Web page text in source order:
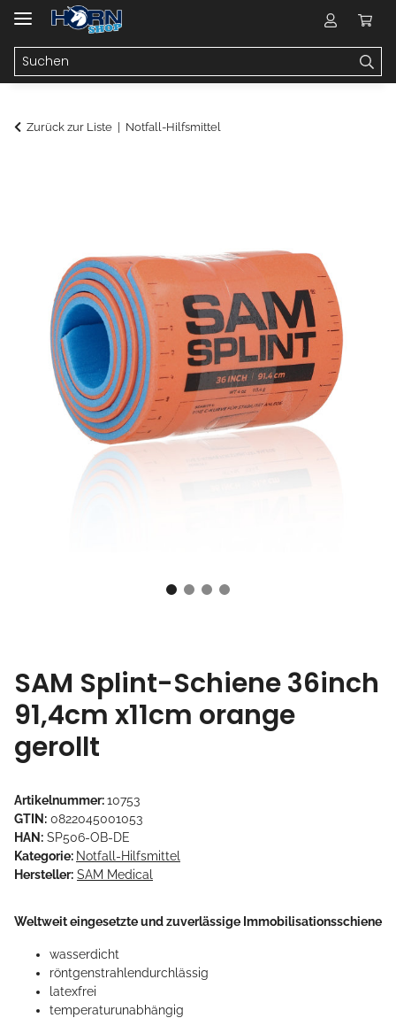
Zurück zur Liste Notfall-Hilfsmittel
SAM Splint-Schiene 36inch
91,4cm x11cm orange
gerollt
Artikelnummer:10753
GTIN: 0822045001053
HAN: SP506-OB-DE
Kategorie: Notfall-Hilfsmittel
Hersteller: SAM Medical
Weltweit eingesetzte und zuverlässige Immobilisationsschiene
wasserdicht
röntgenstrahlendurchlässig
latexfrei
temperaturunabhängig